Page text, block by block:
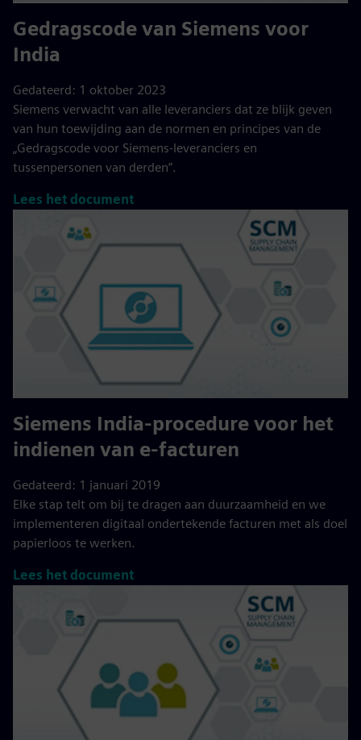
Gedragscode van Siemens voor
India
Gedateerd: 1 oktober 2023
Siemens verwacht van alle leveranciers dat ze blijk geven
van hun toewijding aan de normen en principes van de
„Gedragscode voor Siemens-leveranciers en
tussenpersonen van derden”.
Lees het document
Siemens India-procedure voor het
indienen van e-facturen
Gedateerd: 1 januari 2019
Elke stap telt om bij te dragen aan duurzaamheid en we
implementeren digitaal ondertekende facturen met als doel
papierloos te werken.
Lees het document